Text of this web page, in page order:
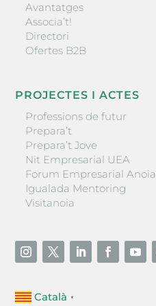
Avantatges
Associa’t!
Directori
Ofertes B2B
PROJECTES I ACTES
Professions de futur
Prepara’t
Prepara’t Jove
Nit Empresarial UEA
Forum Empresarial Anoia
Igualada Mentoring
Visitanoia
Català ▼